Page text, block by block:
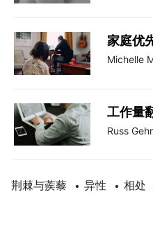
家庭优
Michelle
工作量
Russ
荆棘与蒺藜 • 异性 • 相处